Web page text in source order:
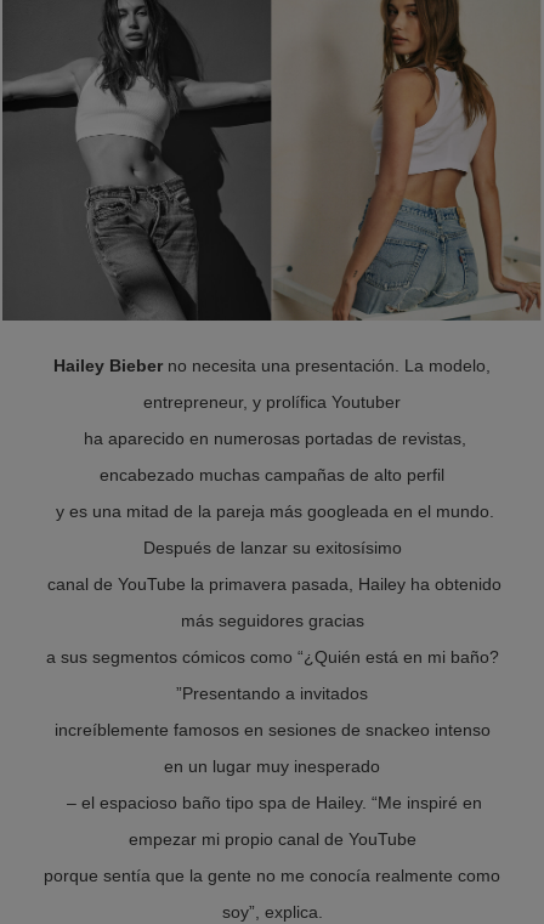
Hailey Bieber no necesita una presentación. La modelo,
entrepreneur, y prolífica Youtuber
ha aparecido en numerosas portadas de revistas,
encabezado muchas campañas de alto perfil
y es una mitad de la pareja más googleada en el mundo.
Después de lanzar su exitosísimo
canal de YouTube la primavera pasada, Hailey ha obtenido
más seguidores gracias
a sus segmentos cómicos como “¿Quién está en mi baño?
”Presentando a invitados
increíblemente famosos en sesiones de snackeo intenso
en un lugar muy inesperado
– el espacioso baño tipo spa de Hailey. “Me inspiré en
empezar mi propio canal de YouTube
porque sentía que la gente no me conocía realmente como
soy”, explica.